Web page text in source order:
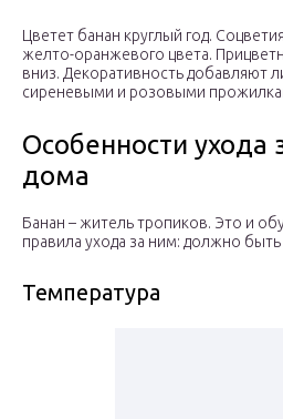
Цветет банан круглый год.
желто-оранжевого цвета.
вниз. Декоративность добавляют
сиреневыми и розовыми
Особенности ухода
дома
Банан – житель тропиков. Это и
правила ухода за ним: должно
Температура